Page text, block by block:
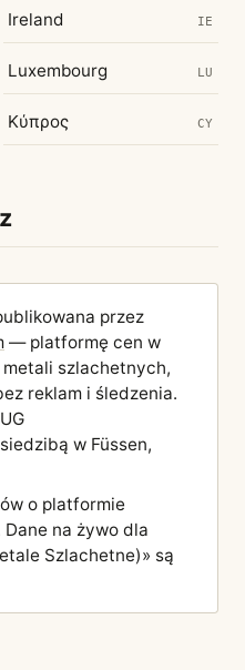
Ireland IE
Luxembourg LU
Κύπρος CY
przez
— platformę cen w
szlachetnych,
reklam i śledzenia.
w Füssen,
o platformie
Dane na żywo dla
Szlachetne)» są